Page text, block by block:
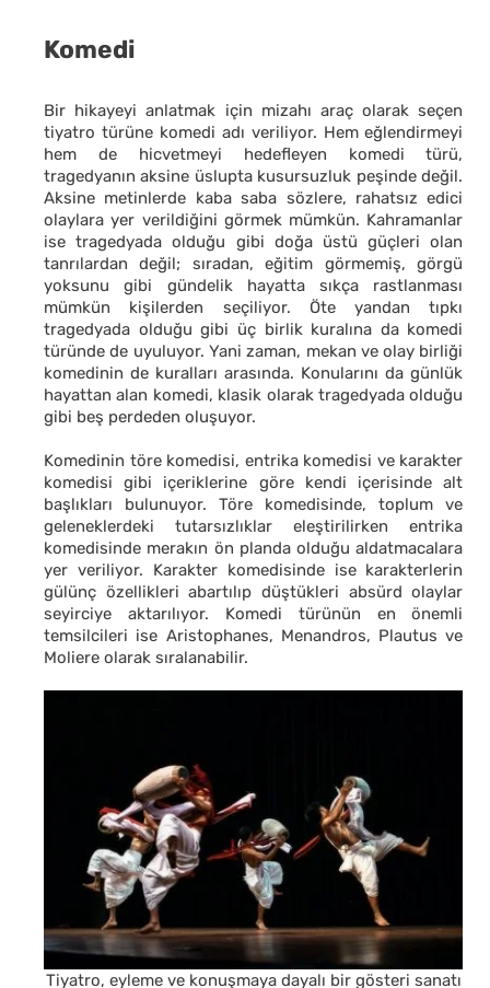
Komedi
Bir hikayeyi anlatmak için mizahı araç olarak seçen
tiyatro türüne komedi adı veriliyor. Hem eğlendirmeyi
hem de hicvetmeyi hedefleyen komedi türü,
tragedyanın aksine üslupta kusursuzluk peşinde değil.
Aksine metinlerde kaba saba sözlere, rahatsız edici
olaylara yer verildiğini görmek mümkün. Kahramanlar
ise tragedyada olduğu gibi doğa üstü güçleri olan
tanrılardan değil; sıradan, eğitim görmemiş, görgü
yoksunu gibi gündelik hayatta sıkça rastlanması
mümkün kişilerden seçiliyor. Öte yandan tıpkı
tragedyada olduğu gibi üç birlik kuralına da komedi
türünde de uyuluyor. Yani zaman, mekan ve olay birliği
komedinin de kuralları arasında. Konularını da günlük
hayattan alan komedi, klasik olarak tragedyada olduğu
gibi beş perdeden oluşuyor.
Komedinin töre komedisi, entrika komedisi ve karakter
komedisi gibi içeriklerine göre kendi içerisinde alt
başlıkları bulunuyor. Töre komedisinde, toplum ve
geleneklerdeki tutarsızlıklar eleştirilirken entrika
komedisinde merakın ön planda olduğu aldatmacalara
yer veriliyor. Karakter komedisinde ise karakterlerin
gülünç özellikleri abartılıp düştükleri absürd olaylar
seyirciye aktarılıyor. Komedi türünün en önemli
temsilcileri ise Aristophanes, Menandros, Plautus ve
Moliere olarak sıralanabilir.
Tiyatro, eyleme ve konuşmaya dayalı bir gösteri sanatı